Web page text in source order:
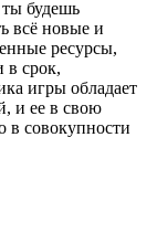
будешь
всё новые и
ресурсы,
в срок,
игры обладает
и ее в свою
в совокупности